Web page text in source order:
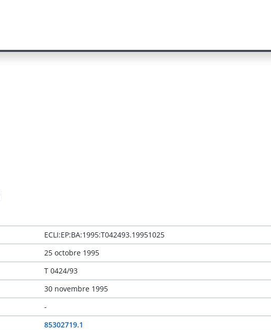
ECLI:EP:BA:1995:T042493.19951025
25 octobre 1995
T 0424/93
30 novembre 1995
-
85302719.1